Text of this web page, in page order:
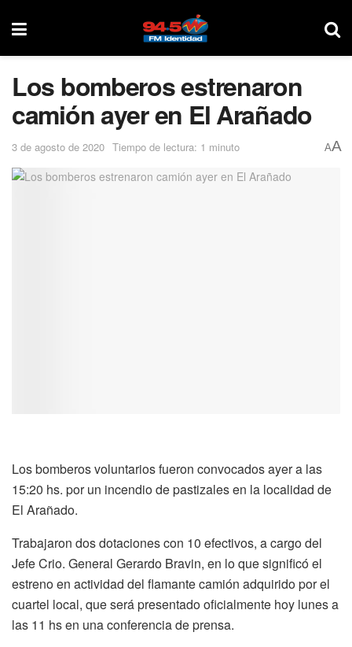
Los bomberos estrenaron
camión ayer en El Arañado
3 de agosto de 2020 Tiempo de lectura: 1 minuto AA
Los bomberos voluntarios fueron convocados ayer a las
15:20 hs. por un incendio de pastizales en la localidad de
El Arañado.
Trabajaron dos dotaciones con 10 efectivos, a cargo del
Jefe Crio. General Gerardo Bravin, en lo que significó el
estreno en actividad del flamante camión adquirido por el
cuartel local, que será presentado oficialmente hoy lunes a
las 11 hs en una conferencia de prensa.